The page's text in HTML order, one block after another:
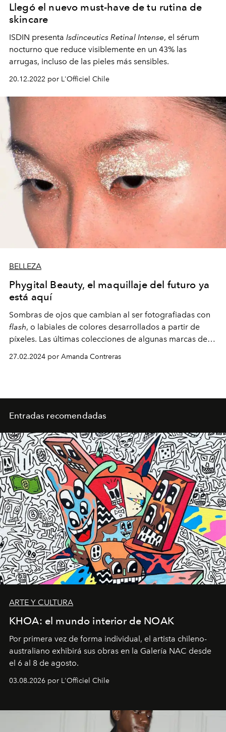
Llegó el nuevo must-have de tu rutina de
skincare
ISDIN presenta Isdinceutics Retinal Intense, el sérum
nocturno que reduce visiblemente en un 43% las
arrugas, incluso de las pieles más sensibles.
20.12.2022 por L'Officiel Chile
BELLEZA
Phygital Beauty, el maquillaje del futuro ya
está aquí
Sombras de ojos que cambian al ser fotografiadas con
flash, o labiales de colores desarrollados a partir de
píxeles. Las últimas colecciones de algunas marcas de
físico con lo digital. ¿Será pasajero o algo que
27.02.2024 por Amanda Contreras
Entradas recomendadas
ARTE Y CULTURA
KHOA: el mundo interior de NOAK
Por primera vez de forma individual, el artista chileno-
australiano exhibirá sus obras en la Galería NAC desde
el 6 al 8 de agosto.
03.08.2026 por L'Officiel Chile